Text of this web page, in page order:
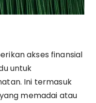
akses finansial
untuk
Ini termasuk
memadai atau